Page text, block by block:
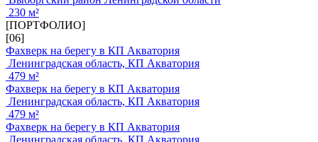
230 м²
[ПОРТФОЛИО]
[06]
Фахверк на берегу в КП Акватория
Ленинградская область, КП Акватория
479 м²
Фахверк на берегу в КП Акватория
Ленинградская область, КП Акватория
479 м²
Фахверк на берегу в КП Акватория
Ленинградская область, КП Акватория